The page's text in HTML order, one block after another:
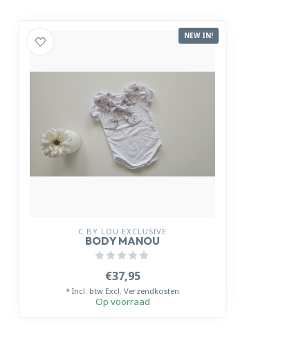
NEW IN!
C BY LOU EXCLUSIVE
BODY MANOU
€37,95
* Incl. btw Excl. Verzendkosten
Op voorraad